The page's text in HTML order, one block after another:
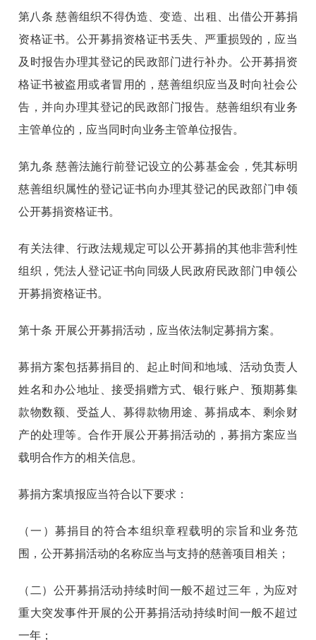
第八条慈善组织不得伪造、变造、出租、出借公开募捐
资格证书。公开募捐资格证书丢失、严重损毁的，应当
及时报告办理其登记的民政部门进行补办。公开募捐资
格证书被盗用或者冒用的，慈善组织应当及时向社会公
告，并向办理其登记的民政部门报告。慈善组织有业务
主管单位的，应当同时向业务主管单位报告。
第九条慈善法施行前登记设立的公募基金会，凭其标明
慈善组织属性的登记证书向办理其登记的民政部门申领
公开募捐资格证书。
有关法律、行政法规规定可以公开募捐的其他非营利性
组织，凭法人登记证书向同级人民政府民政部门申领公
开募捐资格证书。
第十条开展公开募捐活动，应当依法制定募捐方案。
募捐方案包括募捐目的、起止时间和地域、活动负责人
姓名和办公地址、接受捐赠方式、银行账户、预期募集
款物数额、受益人、募得款物用途、募捐成本、剩余财
产的处理等。合作开展公开募捐活动的，募捐方案应当
载明合作方的相关信息。
募捐方案填报应当符合以下要求：
（一）募捐目的符合本组织章程载明的宗旨和业务范
围，公开募捐活动的名称应当与支持的慈善项目相关；
（二）公开募捐活动持续时间一般不超过三年，为应对
重大突发事件开展的公开募捐活动持续时间一般不超过
一年；